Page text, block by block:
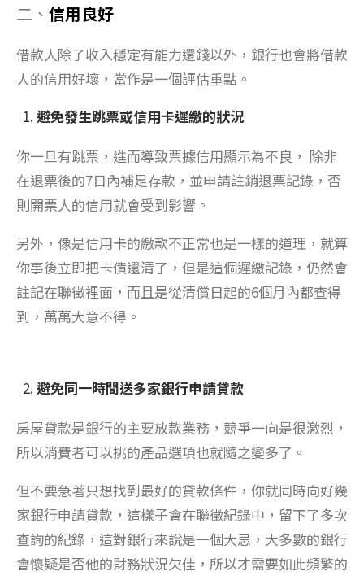
二、 信用良好
借款人除了收入穩定有能力還錢以外，銀行也會將借款
人的信用好壞，當作是一個評估重點。
避免發生跳票或信用卡遲繳的狀況
你一旦有跳票，進而導致票據信用顯示為不良， 除非
在退票後的7日內補足存款，並申請註銷退票記錄，否
則開票人的信用就會受到影響。
另外，像是信用卡的繳款不正常也是一樣的道理，就算
你事後立即把卡債還清了，但是這個遲繳記錄，仍然會
註記在聯徵裡面，而且是從清償日起的6個月內都查得
到，萬萬大意不得。
避免同一時間送多家銀行申請貸款
房屋貸款是銀行的主要放款業務，競爭一向是很激烈，
所以消費者可以挑的產品選項也就隨之變多了。
但不要急著只想找到最好的貸款條件，你就同時向好幾
家銀行申請貸款，這樣子會在聯徵紀錄中，留下了多次
查詢的紀錄，這對銀行來說是一個大忌，大多數的銀行
會懷疑是否他的財務狀況欠佳，所以才需要如此頻繁的